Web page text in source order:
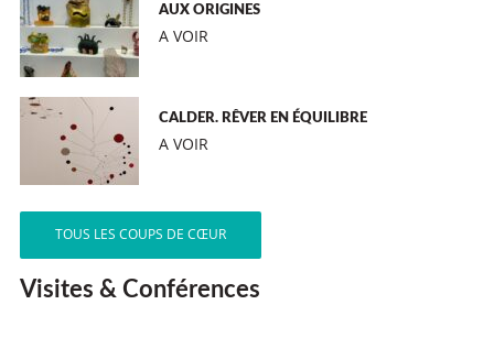
AUX ORIGINES
A VOIR
CALDER. RÊVER EN ÉQUILIBRE
A VOIR
TOUS LES COUPS DE CŒUR
Visites & Conférences